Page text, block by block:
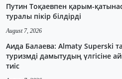
Путин Тоқаевпен қарым-
туралы пікір білдірді
August 7, 2026
Аида Балаева: Almaty Superski
туризмді дамытудың үлгісіне
тиіс